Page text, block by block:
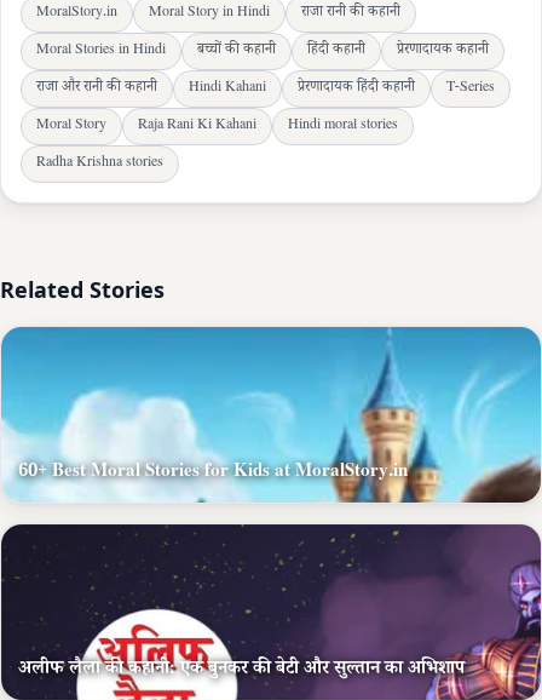
MoralStory.in Moral Story in Hindi
राजा रानी की कहानी
Moral Stories in Hindi
बच्चों की कहानी हिंदी कहानी
प्रेरणादायक कहानी
राजा और रानी की कहानी
Hindi Kahani प्रेरणादायक हिंदी कहानी
T-Series
Moral Story
Raja Rani Ki Kahani
Hindi moral stories
Radha Krishna stories
Related Stories
60+ Best Moral Stories for Kids at MoralStory.in
अलीफ लैला की कहानी: एक बुनकर की बेटी और सुल्तान का अभिशाप